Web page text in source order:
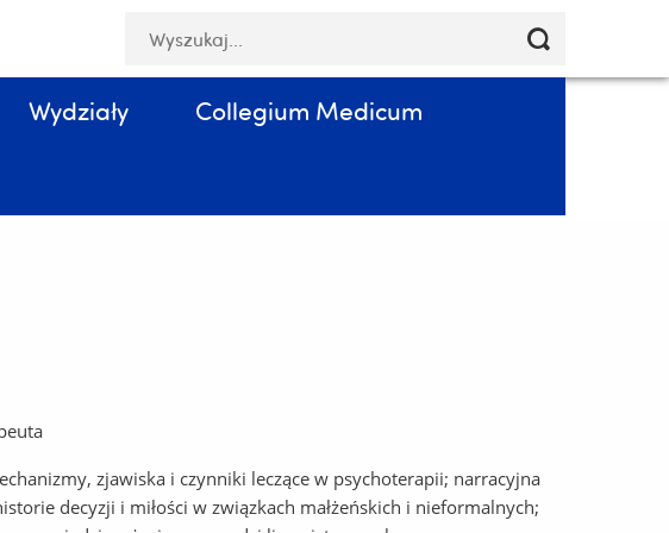
nawigację
do
kluczowe
Wydziały Collegium Medicum
zjawiska i czynniki leczące w psychoterapii; narracyjna
decyzji i miłości w związkach małżeńskich i nieformalnych;